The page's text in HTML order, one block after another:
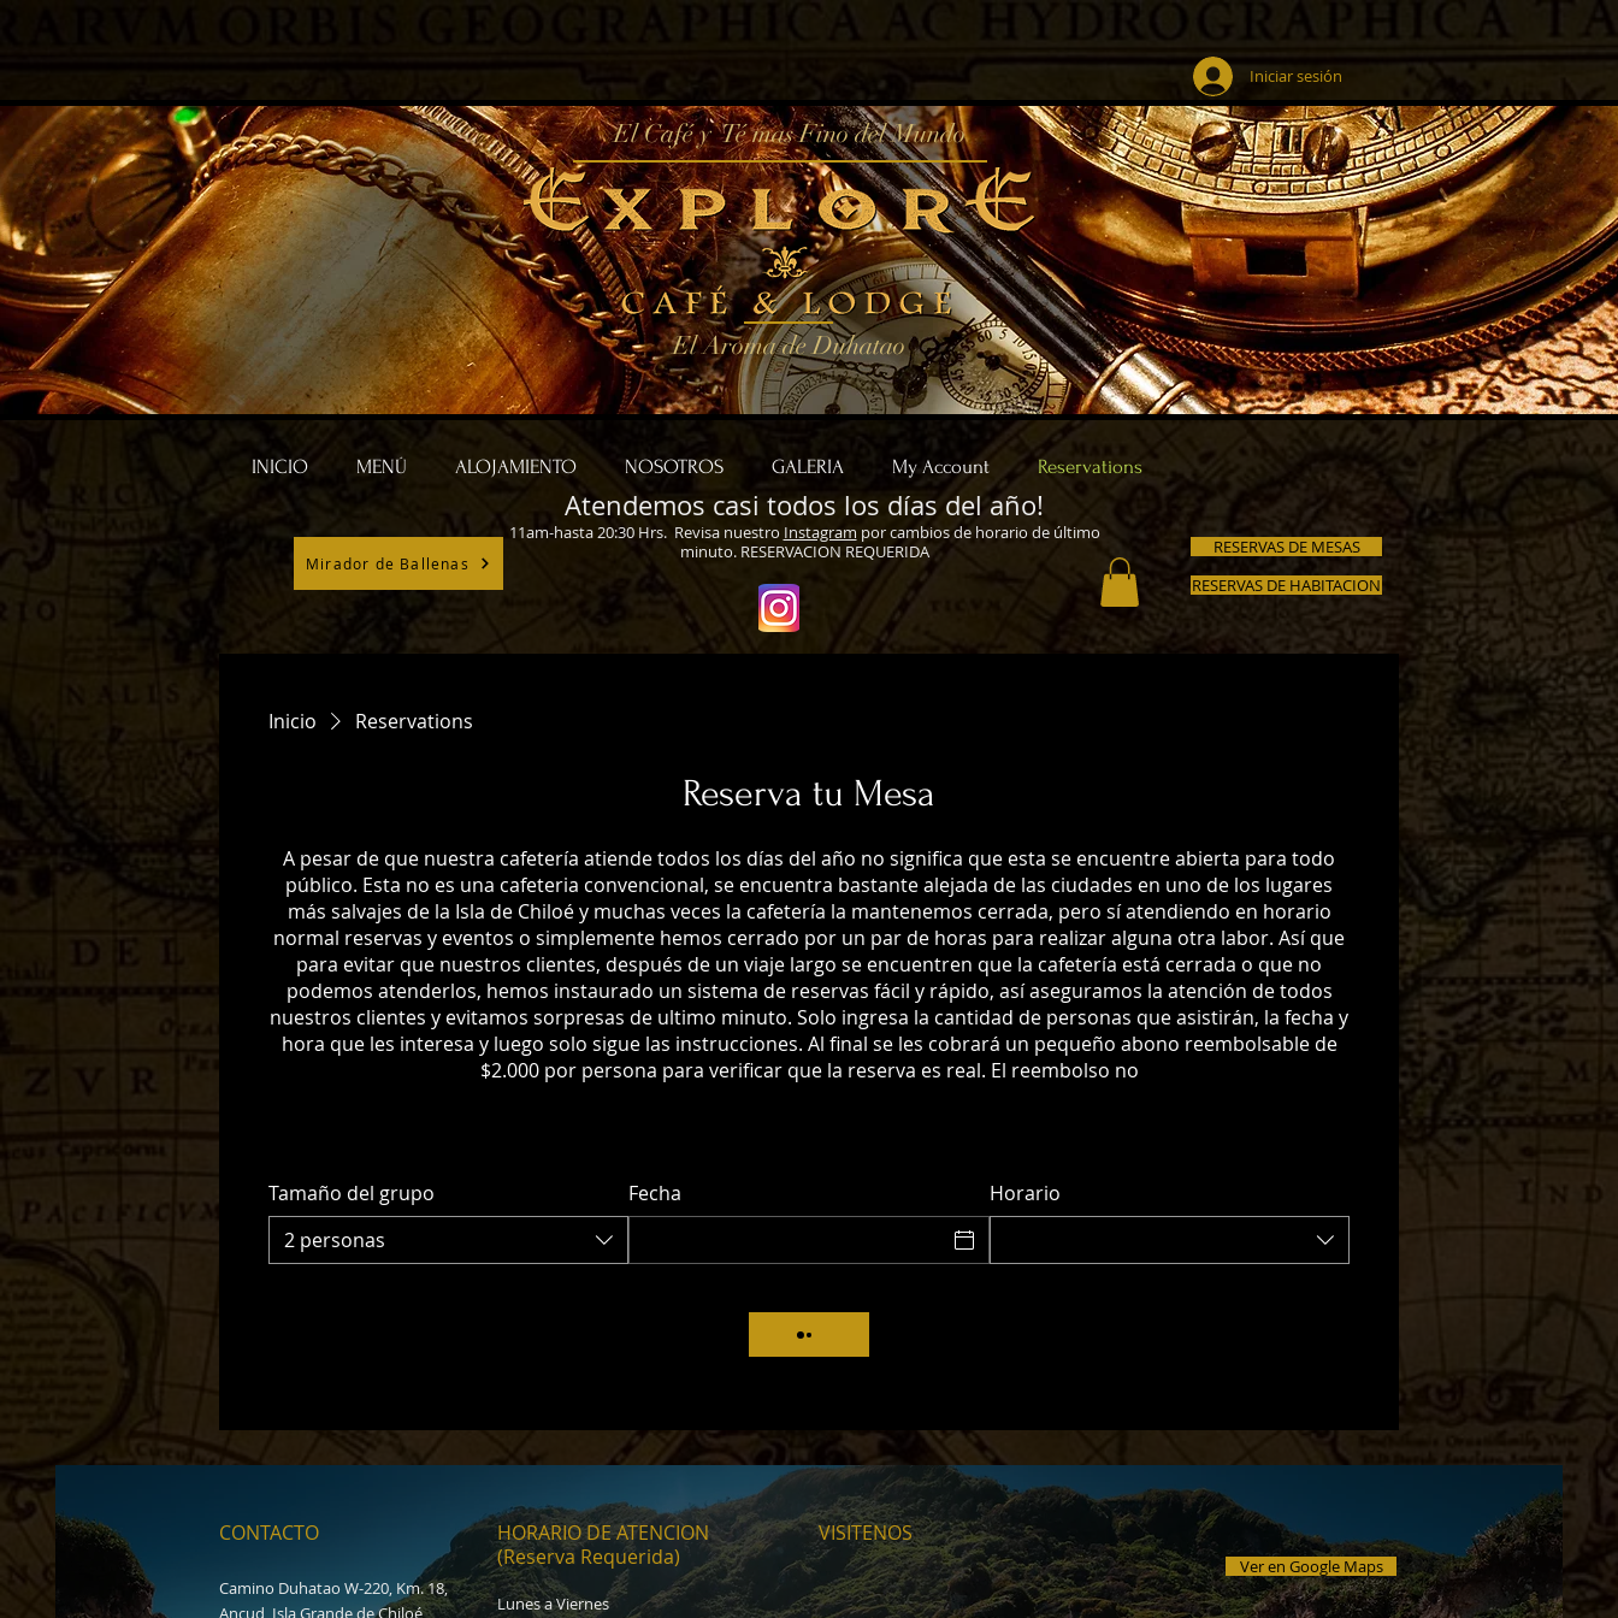
Iniciar sesión
El Aroma de Duhatao
El Café y Té mas Fino del Mundo
INICIO MENÚ ALOJAMIENTO NOSOTROS GALERIA My Account Reservations
Atendemos casi todos los días del año!
11am-hasta 20:30 Hrs. Revisa nuestro Instagram por cambios de horario de último
minuto. RESERVACION REQUERIDA
Mirador de Ballenas
RESERVAS DE MESAS
RESERVAS DE HABITACION
Inicio Reservations
Reserva tu Mesa
A pesar de que nuestra cafetería atiende todos los días del año no significa que esta se encuentre abierta para todo
público. Esta no es una cafeteria convencional, se encuentra bastante alejada de las ciudades en uno de los lugares
más salvajes de la Isla de Chiloé y muchas veces la cafetería la mantenemos cerrada, pero sí atendiendo en horario
normal reservas y eventos o simplemente hemos cerrado por un par de horas para realizar alguna otra labor. Así que
para evitar que nuestros clientes, después de un viaje largo se encuentren que la cafetería está cerrada o que no
podemos atenderlos, hemos instaurado un sistema de reservas fácil y rápido, así aseguramos la atención de todos
nuestros clientes y evitamos sorpresas de ultimo minuto. Solo ingresa la cantidad de personas que asistirán, la fecha y
hora que les interesa y luego solo sigue las instrucciones. Al final se les cobrará un pequeño abono reembolsable de
$2.000 por persona para verificar que la reserva es real. El reembolso no
Tamaño del grupo
2 personas
Fecha Horario
HORARIO DE ATENCION
(Reserva Requerida)
Lunes a Viernes
CONTACTO
Camino Duhatao W-220, Km. 18,
Ancud, Isla Grande de Chiloé
VISITENOS
Ver en Google Maps